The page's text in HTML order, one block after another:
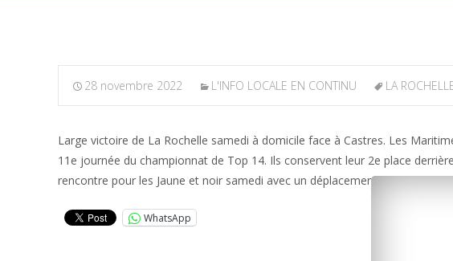
28 novembre 2022 L'INFO LOCALE EN CONTINU LA
Large victoire de La Rochelle samedi à domicile face à Castres. Les
11e journée du championnat de Top 14. Ils conservent leur 2e place
rencontre pour les Jaune et noir samedi avec un déplacement chez le Stade
WhatsApp